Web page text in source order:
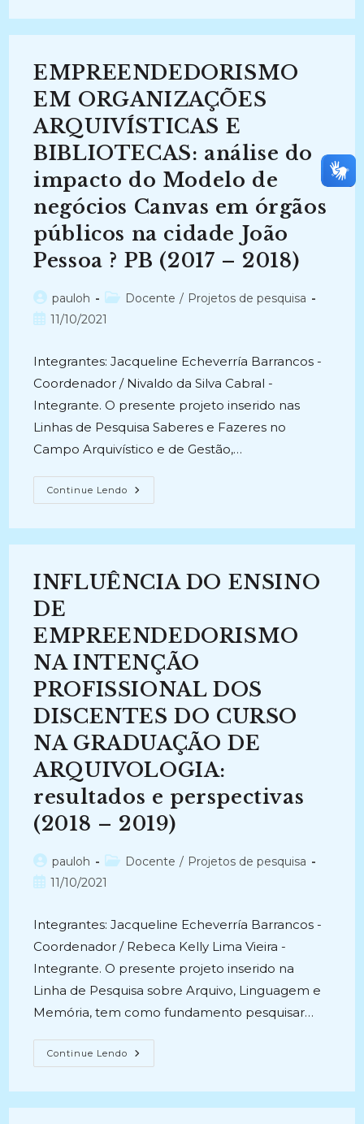
ORGANIZAÇÕES
Perspectivas
E
Processos
De
Empreender
Na
Pública
Em
João
Pessoa
PB
(2016
–
2017)
EMPREENDEDORISMO
EM ORGANIZAÇÕES
ARQUIVÍSTICAS E
BIBLIOTECAS: análise do
impacto do Modelo de
negócios Canvas em órgãos
públicos na cidade João
Pessoa ? PB (2017 – 2018)
Autor
do
pauloh
Categoria
do
Docente / Projetos de pesquisa
Post11/10/2021
Integrantes: Jacqueline Echeverría Barrancos -
Coordenador / Nivaldo da Silva Cabral -
Integrante. O presente projeto inserido nas
Linhas de Pesquisa Saberes e Fazeres no
Campo Arquivístico e de Gestão,…
Continue Lendo EMPREENDEDORISMO
EM
BIBLIOTECAS:
Impacto
Do
Negócios
Canvas
Órgãos
Públicos
Na
Cidade
João
Pessoa
PB
(2017
–
2018)
INFLUÊNCIA DO ENSINO
DE
EMPREENDEDORISMO
NA INTENÇÃO
PROFISSIONAL DOS
DISCENTES DO CURSO
NA GRADUAÇÃO DE
ARQUIVOLOGIA:
resultados e perspectivas
(2018 – 2019)
Autor
do
pauloh
Categoria
do
Docente / Projetos de pesquisa
Post11/10/2021
Integrantes: Jacqueline Echeverría Barrancos -
Coordenador / Rebeca Kelly Lima Vieira -
Integrante. O presente projeto inserido na
Linha de Pesquisa sobre Arquivo, Linguagem e
Memória, tem como fundamento pesquisar…
Continue Lendo INFLUÊNCIA
DO
NA